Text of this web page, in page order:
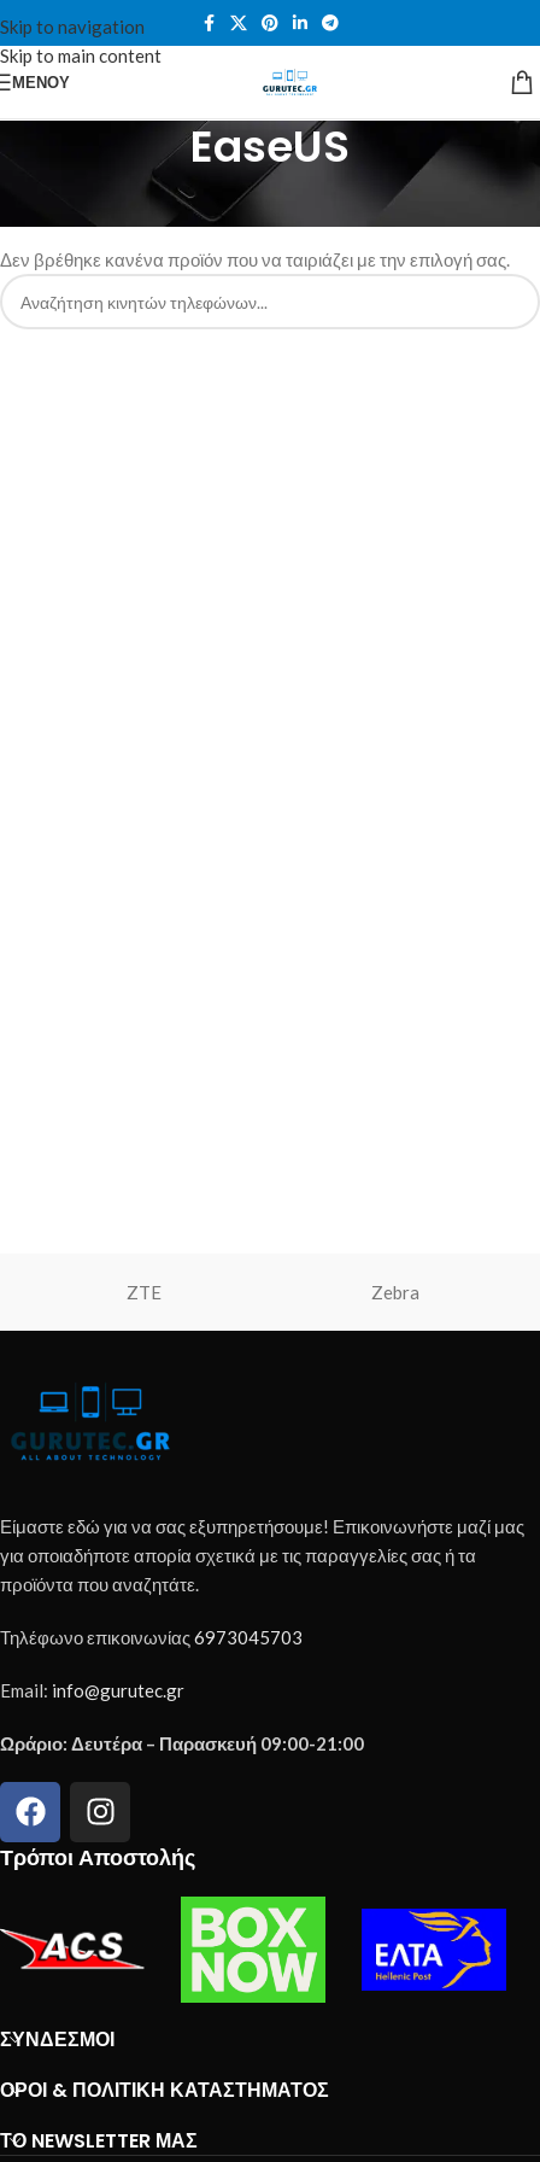
Skip to navigation
Skip to main content
ΜΕΝΟΎ
EaseUS
EaseUS
Δεν βρέθηκε κανένα προϊόν που να ταιριάζει με την επιλογή σας.
ZTE Zebra
Είμαστε εδώ για να σας εξυπηρετήσουμε! Επικοινωνήστε μαζί μας
για οποιαδήποτε απορία σχετικά με τις παραγγελίες σας ή τα
προϊόντα που αναζητάτε.
Τηλέφωνο επικοινωνίας6973045703
Email: info@gurutec.gr
Ωράριο: Δευτέρα – Παρασκευή 09:00-21:00
Τρόποι Αποστολής
ΣΎΝΔΕΣΜΟΙ
ΌΡΟΙ & ΠΟΛΙΤΙΚΉ ΚΑΤΑΣΤΉΜΑΤΟΣ
ΤΟ NEWSLETTER ΜΑΣ